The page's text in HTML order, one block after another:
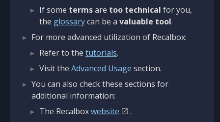
If some termsare too technical for you,
the glossarycan be a valuable tool.
For more advanced utilization of Recalbox:
Refer to the tutorials.
Visit the Advanced Usage section.
You can also check these sections for
additional information:
The Recalboxwebsite
.